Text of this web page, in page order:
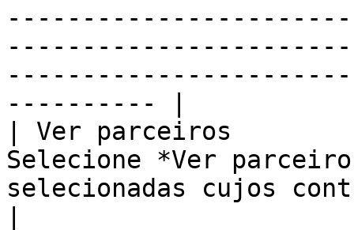
---------- |
| Ver parceiros
Selecione *Ver
selecionadas cujos